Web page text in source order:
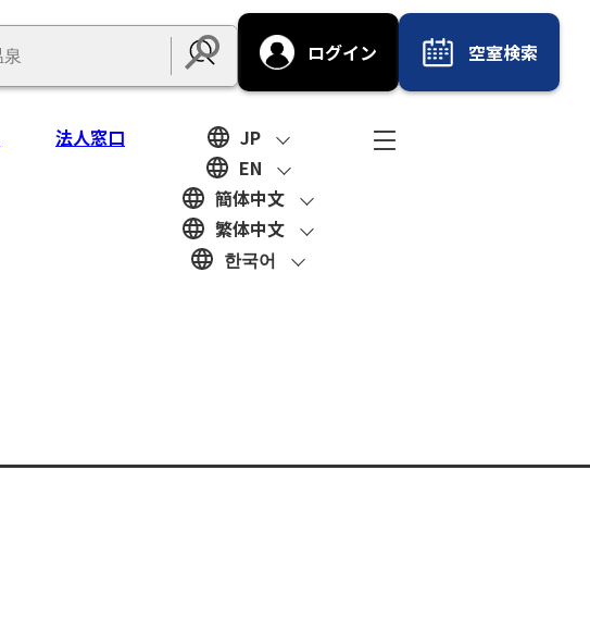
Submit
ログイン 空室検索
法人窓口
JP
EN
簡体中文
繁体中文
한국어